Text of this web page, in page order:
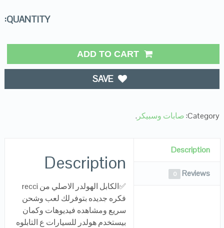
QUANTITY:
ADD TO CART
SAVE
Category: صابات وسبيكر .
Description
Reviews
0
Description
✅
الكابل الهولدر الاصلي من recci
فكره جديده بتوفرلك لعب وشحن
سريع ومشاهده فيديوهات وكمان
بيستخدم هولدر للسيارات ع التابلوه